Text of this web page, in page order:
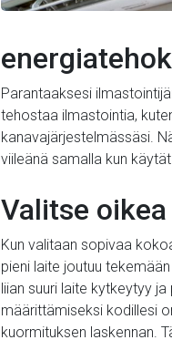
Parantaaksesi
tehostaa ilmastointia,
kanavajärjestelmässäsi.
viileänä samalla kun
Valitse
Kun valitaan sopivaa
pieni laite joutuu
liian suuri laite kytkeytyy
määrittämiseksi kodillesi
kuormituksen laskennan.